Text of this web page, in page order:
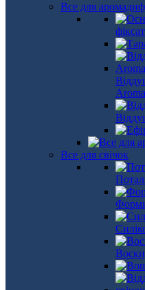
Все для
Все для свічок